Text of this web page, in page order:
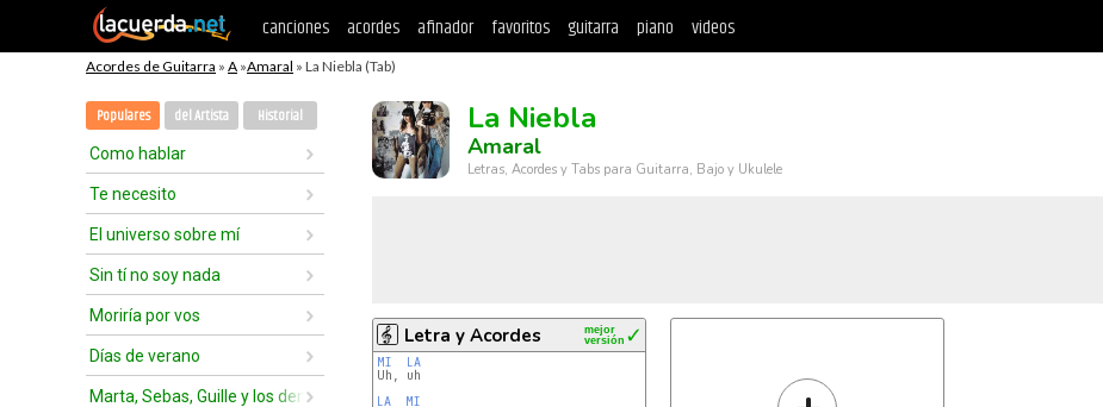
canciones acordes afinador favoritos guitarra piano videos
Acordes de Guitarra » A »Amaral » La Niebla (Tab)
Populares del Artista Historial
Como hablar
Te necesito
El universo sobre mí
Sin tí no soy nada
Moriría por vos
Días de verano
Marta, Sebas, Guille y los demás
La Niebla
Amaral
Letras, Acordes y Tabs para Guitarra, Bajo y Ukulele
Letra y Acordes ✓
mejor
versión
MI
LA
Uh, uh
LA
MI